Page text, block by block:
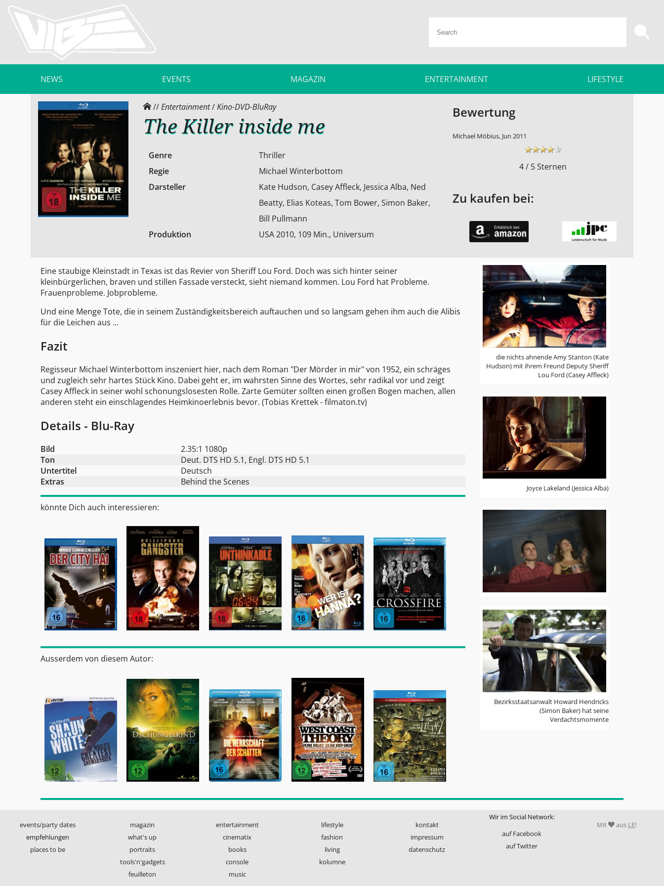
NEWS EVENTS MAGAZIN ENTERTAINMENT LIFESTYLE
//Entertainment/Kino-DVD-BluRay
The Killer inside me
Genre
Thriller
Regie
Michael Winterbottom
Darsteller
Kate Hudson, Casey Affleck, Jessica Alba, Ned
Beatty, Elias Koteas, Tom Bower, Simon Baker,
Bill Pullmann
Produktion
USA 2010, 109 Min., Universum
Bewertung
Michael Möbius, Jun 2011
4 / 5 Sternen
Zu kaufen bei:
die nichts ahnende Amy Stanton (Kate
Hudson) mit ihrem Freund Deputy Sheriff
Lou Ford (Casey Affleck)
Joyce Lakeland (Jessica Alba)
Bezirksstaatsanwalt Howard Hendricks
(Simon Baker) hat seine
Verdachtsmomente
Eine staubige Kleinstadt in Texas ist das Revier von Sheriff Lou Ford. Doch was sich hinter seiner
kleinbürgerlichen, braven und stillen Fassade versteckt, sieht niemand kommen. Lou Ford hat Probleme.
Frauenprobleme. Jobprobleme.
Und eine Menge Tote, die in seinem Zuständigkeitsbereich auftauchen und so langsam gehen ihm auch die Alibis
für die Leichen aus ...
Fazit
Regisseur Michael Winterbottom inszeniert hier, nach dem Roman "Der Mörder in mir" von 1952, ein schräges
und zugleich sehr hartes Stück Kino. Dabei geht er, im wahrsten Sinne des Wortes, sehr radikal vor und zeigt
Casey Affleck in seiner wohl schonungslosesten Rolle. Zarte Gemüter sollten einen großen Bogen machen, allen
anderen steht ein einschlagendes Heimkinoerlebnis bevor. (Tobias Krettek- filmaton.tv)
Details - Blu-Ray
Bild
2.35:1 1080p
Ton
Deut. DTS HD 5.1, Engl. DTS HD 5.1
Untertitel
Deutsch
Extras
Behind the Scenes
könnte Dich auch interessieren:
Ausserdem von diesem Autor:
events/party dates
empfehlungen
places to be
magazin
what's up
portraits
tools'n'gadgets
feuilleton
entertainment
cinematix
books
console
music
lifestyle
fashion
living
kolumne
kontakt
impressum
datenschutz
Wir im Social Network:
auf Facebook
auf Twitter
Mit aus LE!